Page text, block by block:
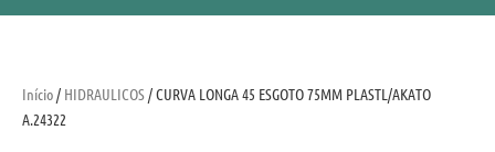
Início/ HIDRAULICOS/ CURVA LONGA 45 ESGOTO 75MM PLASTL/AKATO
A.24322